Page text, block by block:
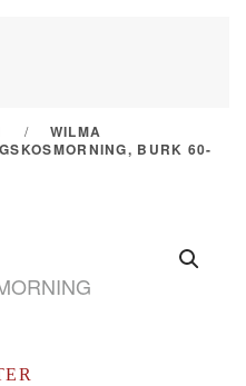
WILMA
BURK 60-